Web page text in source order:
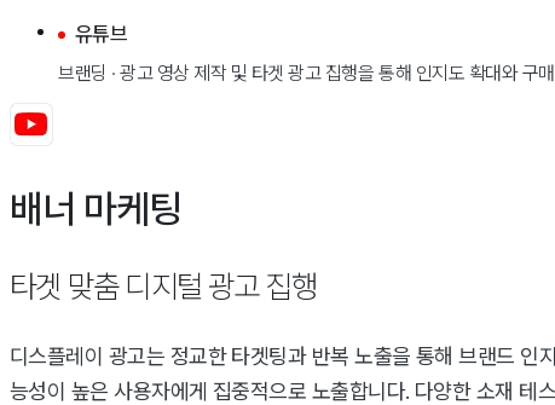
유튜브
브랜딩 · 광고 영상 제작 및 타겟 광고 집행을 통해 인지도 확대와 구
배너 마케팅
타겟 맞춤 디지털 광고 집행
디스플레이 광고는 정교한 타겟팅과 반복 노출을 통해 브랜드
능성이 높은 사용자에게 집중적으로 노출합니다. 다양한 소재 테